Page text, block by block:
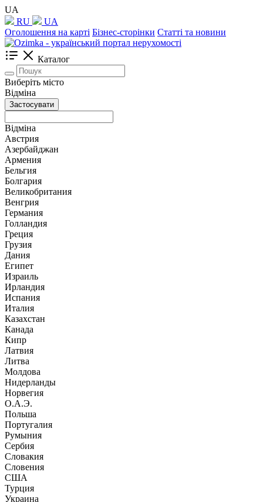
UA
RU
UA
Оголошення на карті Бізнес-сторінки Статті та новини
Каталог
Виберіть місто
Відміна
Застосувати
Відміна
Австрия
Азербайджан
Армения
Бельгия
Болгария
Великобритания
Венгрия
Германия
Голландия
Греция
Грузия
Дания
Египет
Израиль
Ирландия
Испания
Италия
Казахстан
Канада
Кипр
Латвия
Литва
Молдова
Нидерланды
Норвегия
О.А.Э.
Польша
Португалия
Румыния
Сербия
Словакия
Словения
США
Турция
Украина